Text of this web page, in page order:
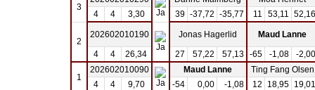
3
4
4 3,30 39 -37,72 -35,77 11 53,11 52,16
2
202602010190 Jonas Hagerlid
Maud Lanne
4
4 26,34 27 57,22 57,13 -65 -1,08 -2,00
1
202602010090 Maud Lanne
Ting Fang Olsen
4
4 9,70 -54 0,00 -1,08 12 18,95 19,01